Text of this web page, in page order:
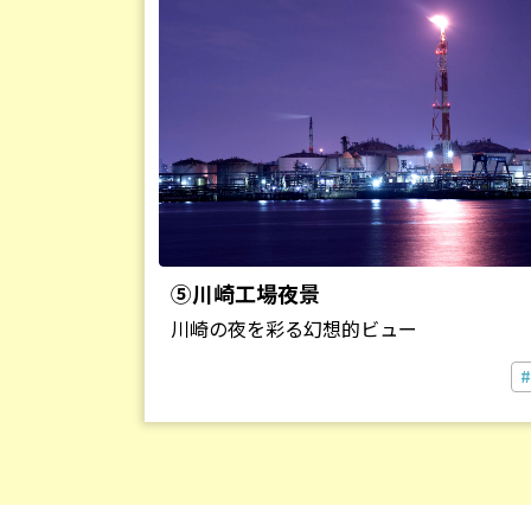
⑤川崎工場夜景
川崎の夜を彩る幻想的ビュー